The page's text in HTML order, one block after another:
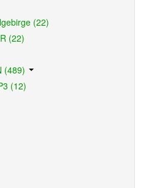
(22)
(22)
(489)
(12)